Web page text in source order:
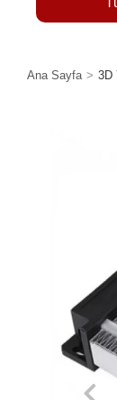
Ana Sayfa 3D